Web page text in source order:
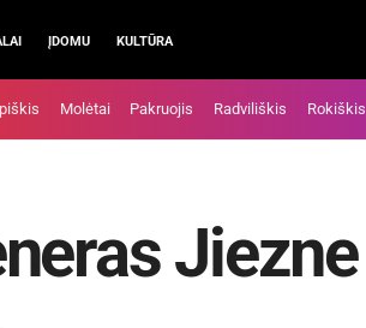
ĮDOMU KULTŪRA
Molėtai Pakruojis Radviliškis Rokiškis
Jiezne